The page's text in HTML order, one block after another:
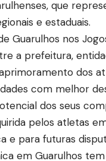
que
e estaduais.
Guarulhos nos
a prefeitura,
dos
com melhor
dos seus
pelos atletas
e para futuras
em Guarulhos